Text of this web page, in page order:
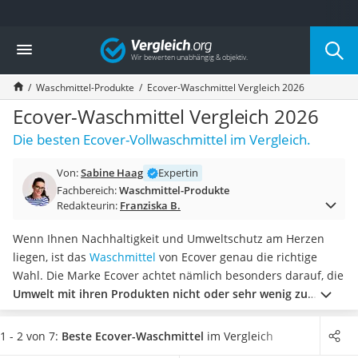
Die beliebtesten Vergleiche nach Kategorie
Drogerie
Inhalator
Haarschneider
Rollator
Braun Rasierer
Katzenklappe (Chip)
Masturbator
Massagepistole
Reisehaartrockner
Eiweißpulver
Magnesiumpräparat
Katzenklappe
Nackenmassagegerät
Zeckenschutz Katze
Vergleich
Waschmittel-Produkte Ecover-Waschmittel Vergleich 2026
Ecover-Waschmittel Vergleich 2026
Die besten Ecover-Vollwaschmittel im Vergleich.
Von:Sabine Haag
Expertin
Fachbereich:Waschmittel-Produkte
Redakteurin: Franziska B.
Wenn Ihnen Nachhaltigkeit und Umweltschutz am Herzen
liegen, ist das Waschmittel von Ecover genau die richtige
Wahl. Die Marke Ecover achtet nämlich besonders darauf, die
Umwelt mit ihren Produkten nicht oder sehr wenig zu
belasten. Diverse Tests im Internet empfehlen für Allergiker
Waschmittel ohne Duftstoffe.Wählen Sie jetzt ein flüssiges
1 - 2 von 7: Beste Ecover-Waschmittel im Vergleich